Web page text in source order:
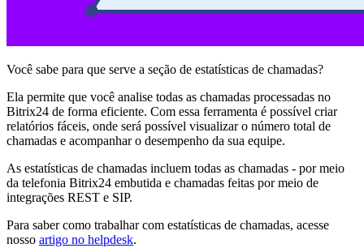
Você sabe para que serve a seção de estatísticas de chamadas?
Ela permite que você analise todas as chamadas processadas no
Bitrix24 de forma eficiente. Com essa ferramenta é possível criar
relatórios fáceis, onde será possível visualizar o número total de
chamadas e acompanhar o desempenho da sua equipe.
As estatísticas de chamadas incluem todas as chamadas - por meio
da telefonia Bitrix24 embutida e chamadas feitas por meio de
integrações REST e SIP.
Para saber como trabalhar com estatísticas de chamadas, acesse
nosso artigo no helpdesk.